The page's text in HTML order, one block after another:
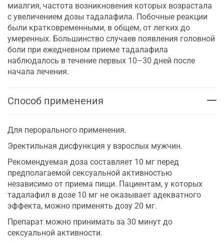
миалгия, частота возникновения которых возрастала
с увеличением дозы тадалафила. Побочные реакции
были кратковременными, в общем, от легких до
умеренных. Большинство случаев появления головной
боли при ежедневном приеме тадалафила
наблюдалось в течение первых 10–30 дней после
начала лечения.
Способ применения
Для перорального применения.
Эректильная дисфункция у взрослых мужчин.
Рекомендуемая доза составляет 10 мг перед
предполагаемой сексуальной активностью
независимо от приема пищи. Пациентам, у которых
тадалафил в дозе 10 мг не оказывает адекватного
эффекта, можно применять дозу 20 мг.
Препарат можно принимать за 30 минут до
сексуальной активности.